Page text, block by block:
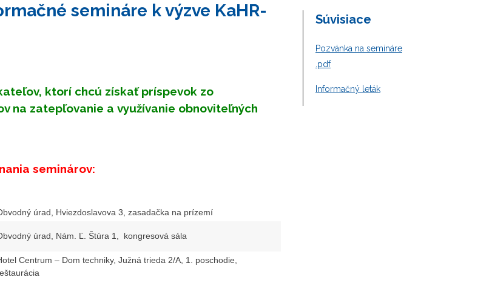
semináre k výzve KaHR-
ktorí chcú získať príspevok zo
na zatepľovanie a využívanie obnoviteľných
seminárov:
úrad, Hviezdoslavova 3, zasadačka na prízemí
úrad, Nám. Ľ. Štúra 1, kongresová sála
Centrum – Dom techniky, Južná trieda 2/A, 1. poschodie,
Súvisiace
Pozvánka na semináre
.pdf
Informačný leták